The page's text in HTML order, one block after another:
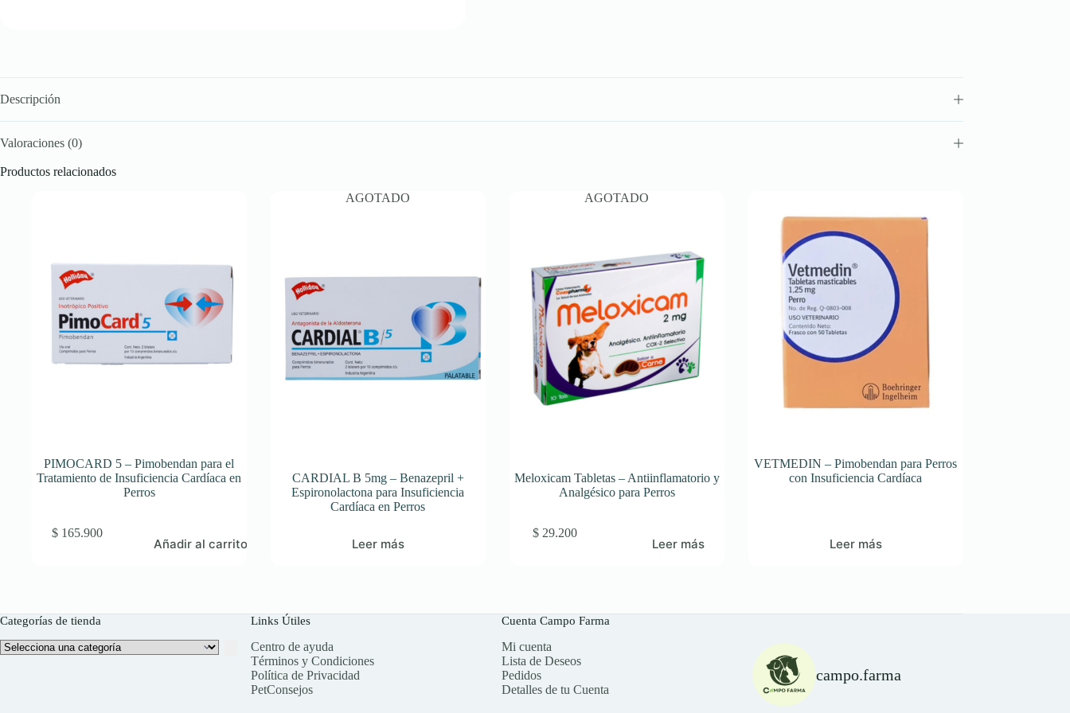
Descripción
Valoraciones (0)
Productos relacionados
PIMOCARD 5 – Pimobendan para el
Tratamiento de Insuficiencia Cardíaca en
Perros
$ 165.900
Añadir al carrito
AGOTADO
CARDIAL B 5mg – Benazepril +
Espironolactona para Insuficiencia
Cardíaca en Perros
Leer más
AGOTADO
Meloxicam Tabletas – Antiinflamatorio y
Analgésico para Perros
$ 29.200
Leer más
VETMEDIN – Pimobendan para Perros
con Insuficiencia Cardíaca
Leer más
Categorías de tienda
Selecciona
una
Links Útiles
Centro de ayuda
Términos y Condiciones
Política de Privacidad
PetConsejos
Cuenta Campo Farma
Mi cuenta
Lista de Deseos
Pedidos
Detalles de tu Cuenta
campo.farma